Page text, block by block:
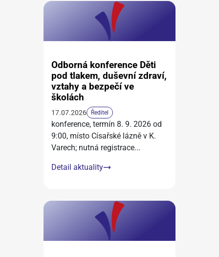
Odborná konference Děti
pod tlakem, duševní zdraví,
vztahy a bezpečí ve
školách
17.07.2026 Ředitel
konference, termín 8. 9. 2026 od
9:00, místo Císařské lázně v K.
Varech; nutná registrace...
Detail aktuality